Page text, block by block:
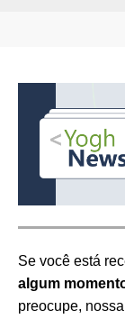
Se você está
algum
preocupe,